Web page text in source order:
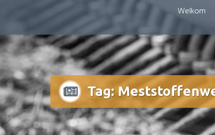
mestboete.nl
Welkom
Tag: